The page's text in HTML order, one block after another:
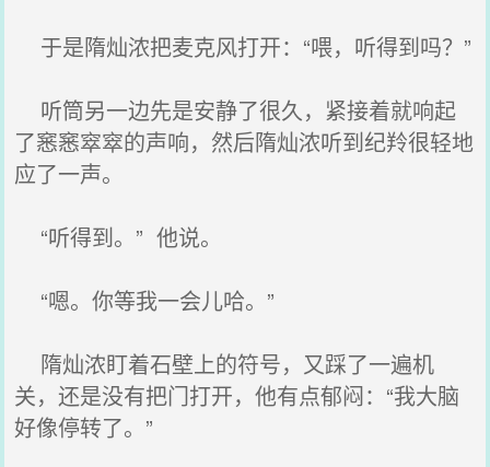
于是隋灿浓把麦克风打开：“喂，听得到吗？”
听筒另一边先是安静了很久，紧接着就响起
了窸窸窣窣的声响，然后隋灿浓听到纪羚很轻地
应了一声。
“听得到。” 他说。
“嗯。你等我一会儿哈。”
隋灿浓盯着石壁上的符号，又踩了一遍机
关，还是没有把门打开，他有点郁闷：“我大脑
好像停转了。”